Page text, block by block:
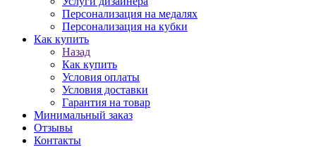
Персонализация на медалях
Персонализация на кубки
Как купить
Назад
Как купить
Условия оплаты
Условия доставки
Гарантия на товар
Минимальный заказ
Отзывы
Контакты